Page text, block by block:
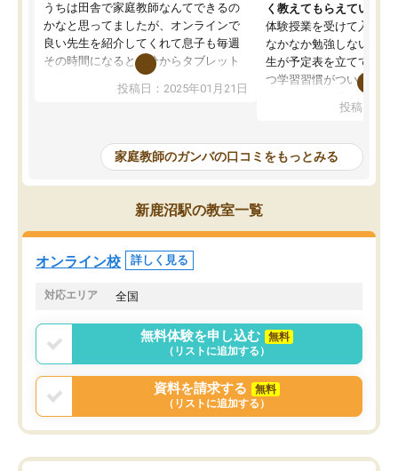
うちは田舎で家庭教師なんてできるの
かなと思ってましたが、オンラインで
良い先生を紹介してくれて息子も毎週
その時間になると自分からタブレット
を開いてzoomを繋げるようになりまし
た！5科目なんでもOKなのもとても気
めて1年ほどだった今では平均点以上の
科目が増えてきました！あと1年受験ま
であるので無料の週末教室を使用しな
がら頑張って欲しいと思います！
投稿日：2025年01月21日
く教えてもらえている
体験授業を受けて入塾し
なかなか勉強しない息子
生が予定表を立ててくれ
つ学習習慣がついてきま
指導が無い日も予定表
問できるのでとても助か
投稿日：
家庭教師のガンバの口コミをもっとみる
新鹿沼駅の教室一覧
オンライン校 詳しく見る
対応エリア 全国
無料体験を申し込む
無料
（リストに追加する）
資料を請求する
無料
（リストに追加する）